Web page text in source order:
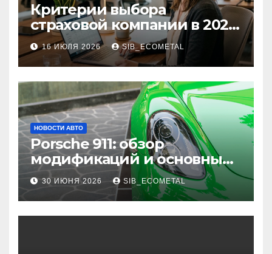
Критерии выбора
страховой компании в 2026
году: надежность и
реальные отзывы о
выплатах
16 ИЮЛЯ 2026 SIB_ECOMETAL
НОВОСТИ АВТО
Porsche 911: обзор
модификаций и основные
характеристики
30 ИЮНЯ 2026 SIB_ECOMETAL